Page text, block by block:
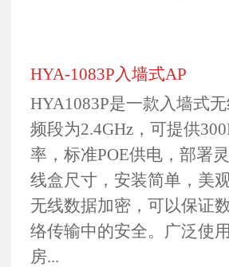
HYA-1083P入墙式AP
HYA1083P是一款入墙式
频段为2.4GHz，可提供
率，标准POE供电，部署
线盒尺寸，安装简单，美
无线数据加密，可以保证
络传输中的安全。广泛使
房...